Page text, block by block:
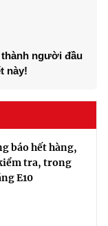
người đầu
này!
báo hết hàng,
tra, trong
E10